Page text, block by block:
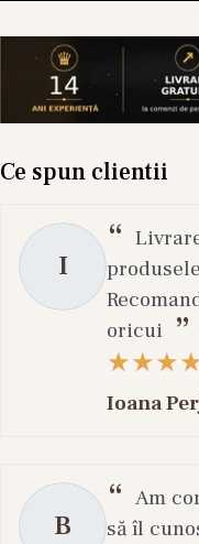
Ce spun clientii
I
oricui
Ioana
B
Am
să îl